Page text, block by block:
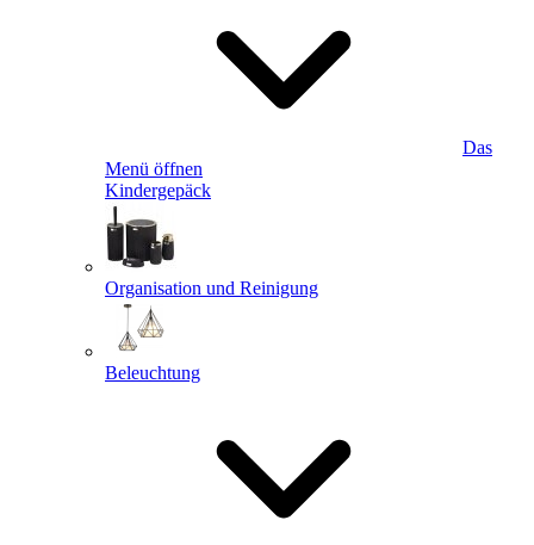
Das
Menü öffnen
Kindergepäck
Organisation und Reinigung
Beleuchtung